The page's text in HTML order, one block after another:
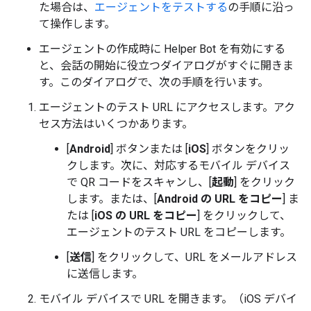
た場合は、 エージェントをテストするの手順に沿っ
て操作します。
エージェントの作成時に Helper Bot を有効にする
と、会話の開始に役立つダイアログがすぐに開きま
す。このダイアログで、次の手順を行います。
エージェントのテスト URL にアクセスします。アク
セス方法はいくつかあります。
Android ] ボタンまたは [ iOS ] ボタンをクリッ
クします。次に、対応するモバイル デバイス
で QR コードをスキャンし、[ 起動 ] をクリック
します。または、[ Android の URL をコピー
] ま
たは [ iOS の URL をコピー ] をクリックして、
エージェントのテスト URL をコピーします。
送信 ] をクリックして、URL をメールアドレス
に送信します。
モバイル デバイスで URL を開きます。（iOS デバイ